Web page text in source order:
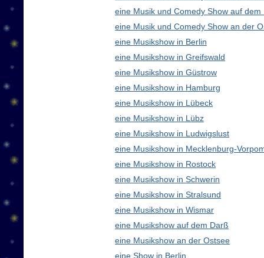
eine Musik und Comedy Show auf dem
eine Musik und Comedy Show an der
eine Musikshow in Berlin
eine Musikshow in Greifswald
eine Musikshow in Güstrow
eine Musikshow in Hamburg
eine Musikshow in Lübeck
eine Musikshow in Lübz
eine Musikshow in Ludwigslust
eine Musikshow in Mecklenburg-
eine Musikshow in Rostock
eine Musikshow in Schwerin
eine Musikshow in Stralsund
eine Musikshow in Wismar
eine Musikshow auf dem Darß
eine Musikshow an der Ostsee
eine Show in Berlin